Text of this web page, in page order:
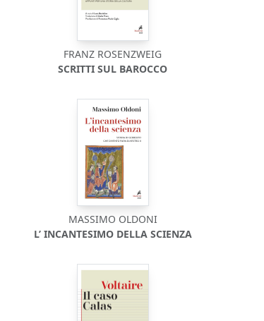
FRANZ ROSENZWEIG
SCRITTI SUL BAROCCO
MASSIMO OLDONI
L’ INCANTESIMO DELLA SCIENZA